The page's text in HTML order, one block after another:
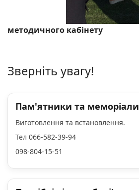
методичного кабінету
Зверніть увагу!
Пам'ятники та меморіали
Виготовлення та встановлення.
Тел 066-582-39-94
098-804-15-51